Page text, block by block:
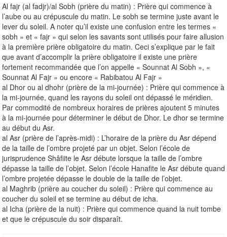
Al fajr (al fadjr)/al Sobh (prière du matin) : Prière qui commence à
l’aube ou au crépuscule du matin. Le sobh se termine juste avant le
lever du soleil. A noter qu’il existe une confusion entre les termes «
sobh » et « fajr » qui selon les savants sont utilisés pour faire allusion
à la première prière obligatoire du matin. Ceci s’explique par le fait
que avant d’accomplir la prière obligatoire il existe une prière
fortement recommandée que l’on appelle « Sounnat Al Sobh », «
Sounnat Al Fajr » ou encore « Rabibatou Al Fajr »
al Dhor ou al dhohr (prière de la mi-journée) : Prière qui commence à
la mi-journée, quand les rayons du soleil ont dépassé le méridien.
Par commodité de nombreux horaires de prières ajoutent 5 minutes
à la mi-journée pour déterminer le début de Dhor. Le dhor se termine
au début du Asr.
al Asr (prière de l’après-midi) : L’horaire de la prière du Asr dépend
de la taille de l’ombre projeté par un objet. Selon l’école de
jurisprudence Shâfiite le Asr débute lorsque la taille de l’ombre
dépasse la taille de l’objet. Selon l’école Hanafite le Asr débute quand
l’ombre projetée dépasse le double de la taille de l’objet.
al Maghrib (prière au coucher du soleil) : Prière qui commence au
coucher du soleil et se termine au début de icha.
al Icha (prière de la nuit) : Prière qui commence quand la nuit tombe
et que le crépuscule du soir disparaît.